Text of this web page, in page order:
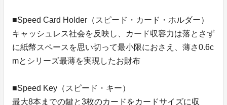
■Speed Card Holder（スピード・カード・ホルダー）
キャッシュレス社会を反映し、カード収容力は落とさず
に紙幣スペースを思い切って最小限におさえ、薄さ0.6c
mとシリーズ最薄を実現したお財布
■Speed Key（スピード・キー）
最大8本までの鍵と3枚のカードをカードサイズに収